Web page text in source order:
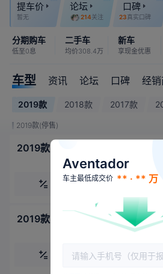
提车价
暂无
论坛
214关注
口碑
23真实口碑
分期购车
低至0息
二手车
均价308.4万
新车
享现金优惠
车型 资讯 论坛 口碑 经销
2019款 2018款 2017款
2019款(停售)
2019款 Aventador SVJ
计算 对比
2019款 Aventador SVJ
对比
Aventador
车主最低成交价 ** · ** 万